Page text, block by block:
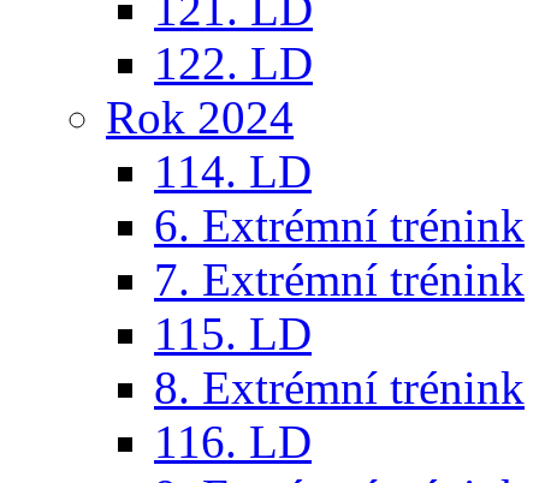
122. LD
Rok 2024
114. LD
6. Extrémní trénink
7. Extrémní trénink
115. LD
8. Extrémní trénink
116. LD